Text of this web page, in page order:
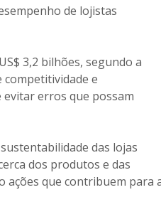
de lojistas
3,2 bilhões, segundo a
competitividade e
erros que possam
das lojas
dos produtos e das
ações que contribuem para